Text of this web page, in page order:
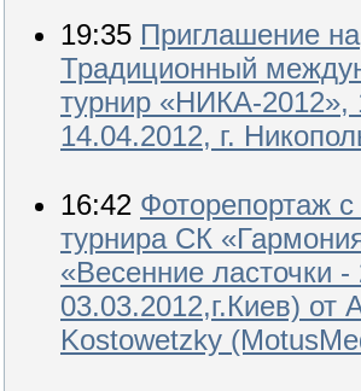
19:35 Приглашение на
Традиционный
турнир «НИКА-2012»,
14.04.2012, г.
16:42 Фоторепортаж
турнира СК
«Весенние ласточки -
03.03.2012,г.Киев) от
Kostowetzky